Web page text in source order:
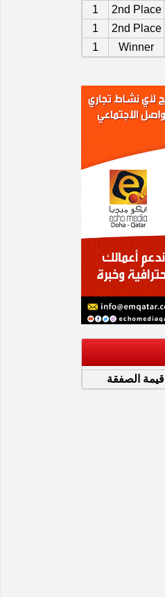
2nd Place
1
2nd Place
1
Winner
1
قيمة الصفقة